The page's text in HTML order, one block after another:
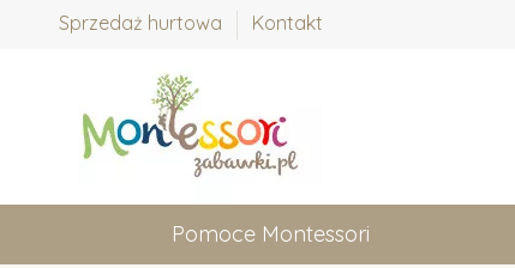
Sprzedaż hurtowa Kontakt
Pomoce Montessori